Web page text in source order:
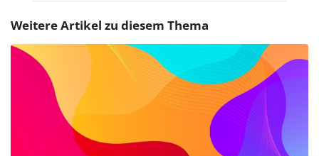
Weitere Artikel zu diesem Thema